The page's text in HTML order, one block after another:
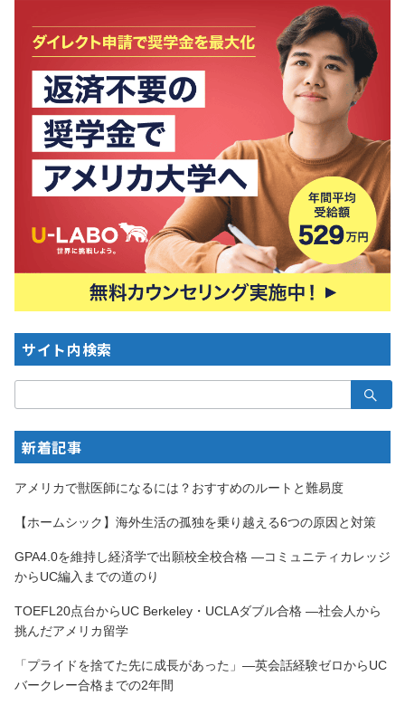
サイト内検索
索：
新着記事
アメリカで獣医師になるには？おすすめのルートと難易度
【ホームシック】海外生活の孤独を乗り越える6つの原因と対策
GPA4.0を維持し経済学で出願校全校合格 —コミュニティカレッジ
からUC編入までの道のり
TOEFL20点台からUC Berkeley・UCLAダブル合格 —社会人から
挑んだアメリカ留学
「プライドを捨てた先に成長があった」—英会話経験ゼロからUC
バークレー合格までの2年間